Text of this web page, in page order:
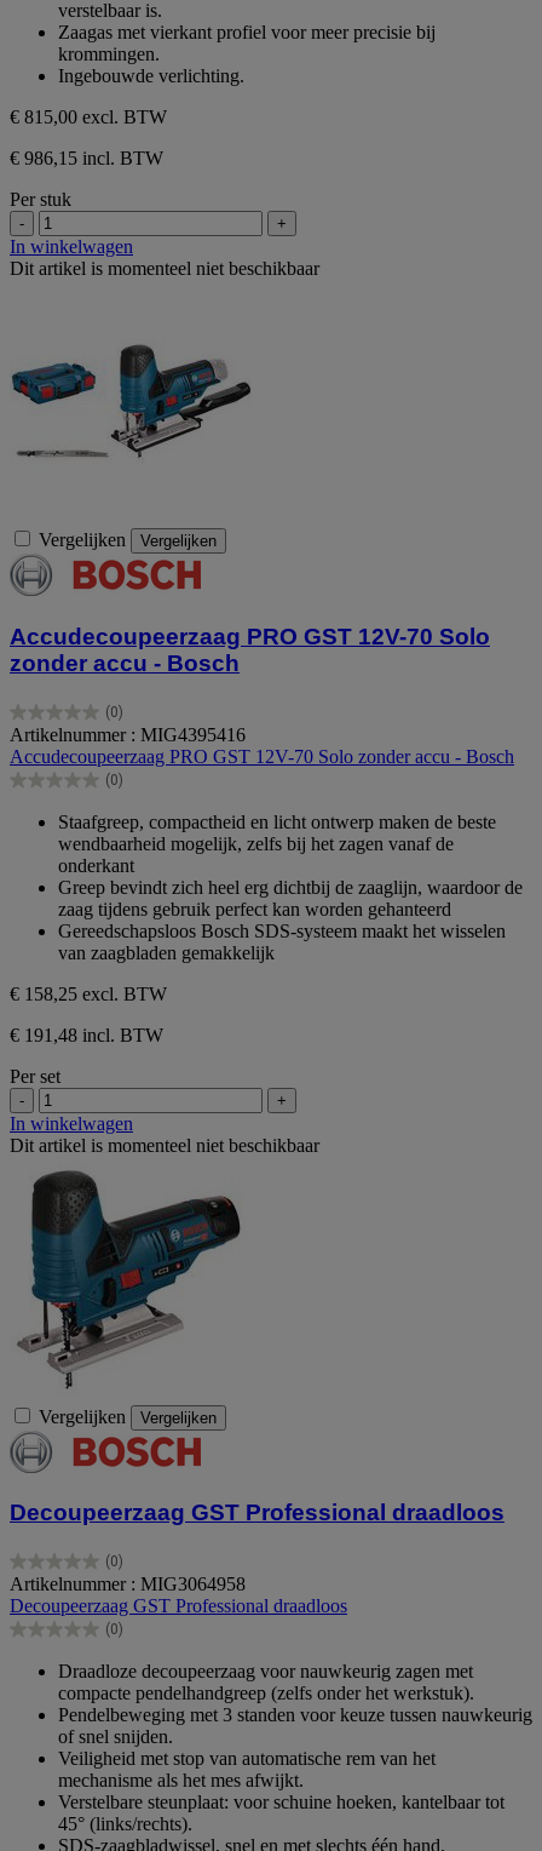
verstelbaar is.
Zaagas met vierkant profiel voor meer precisie bij
krommingen.
Ingebouwde verlichting.
€ 815,00 excl. BTW
€ 986,15 incl. BTW
Per stuk
- +
In winkelwagen
Dit artikel is momenteel niet beschikbaar
Vergelijken Vergelijken
Accudecoupeerzaag PRO GST 12V-70 Solo
zonder accu - Bosch
(0)
0.0
van
de
5
Artikelnummer : MIG4395416
Accudecoupeerzaag PRO GST 12V-70 Solo zonder accu - Bosch
(0)
0.0
sterren.
Staafgreep, compactheid en licht ontwerp maken de beste
wendbaarheid mogelijk, zelfs bij het zagen vanaf de
onderkant
Greep bevindt zich heel erg dichtbij de zaaglijn, waardoor de
zaag tijdens gebruik perfect kan worden gehanteerd
Gereedschapsloos Bosch SDS-systeem maakt het wisselen
van zaagbladen gemakkelijk
€ 158,25 excl. BTW
€ 191,48 incl. BTW
Per set
- +
In winkelwagen
Dit artikel is momenteel niet beschikbaar
Vergelijken Vergelijken
Decoupeerzaag GST Professional draadloos
(0)
0.0
van
de
5
Artikelnummer : MIG3064958
Decoupeerzaag GST Professional draadloos
(0)
0.0
sterren.
Draadloze decoupeerzaag voor nauwkeurig zagen met
compacte pendelhandgreep (zelfs onder het werkstuk).
Pendelbeweging met 3 standen voor keuze tussen nauwkeurig
of snel snijden.
Veiligheid met stop van automatische rem van het
mechanisme als het mes afwijkt.
Verstelbare steunplaat: voor schuine hoeken, kantelbaar tot
45° (links/rechts).
SDS-zaagbladwissel, snel en met slechts één hand.